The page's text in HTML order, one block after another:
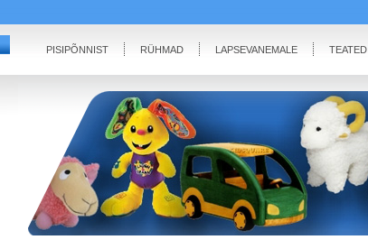
PISIPÕNNIST RÜHMAD LAPSEVANEMALE TEATED